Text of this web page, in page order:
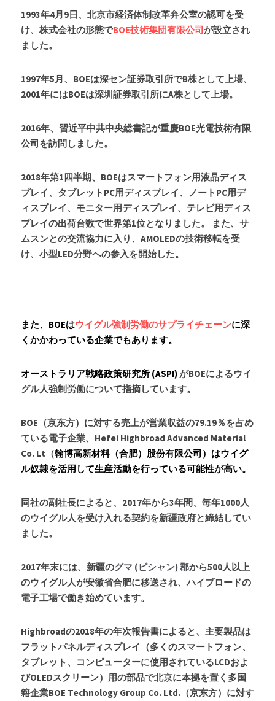
1993年4月9日、北京市経済体制改革弁公室の認可を受
け、株式会社の形態でBOE技術集団有限公司が設立され
ました。
1997年5月、BOEは深セン証券取引所でB株として上場、
2001年にはBOEは深圳証券取引所にA株として上場。
2016年、習近平中共中央総書記が重慶BOE光電技術有限
公司を訪問しました。
2018年第1四半期、BOEはスマートフォン用液晶ディス
プレイ、タブレットPC用ディスプレイ、ノートPC用デ
ィスプレイ、モニター用ディスプレイ、テレビ用ディス
プレイの出荷台数で世界第1位となりました。 また、サ
ムスンとの交流協力に入り、AMOLEDの技術移転を受
け、小型LED分野への参入を開始した。
また、BOEはウイグル強制労働のサプライチェーンに深
くかかわっている企業でもあります。
オーストラリア戦略政策研究所 (ASPI) がBOEによるウイ
グル人強制労働について指摘しています。
BOE（京东方）に対する売上が営業収益の79.19％を占め
ている電子企業、Hefei Highbroad Advanced Material
Co. Lt（翰博高新材料（合肥）股份有限公司）はウイグ
ル奴隷を活用して生産活動を行っている可能性が高い。
同社の副社長によると、2017年から3年間、毎年1000人
のウイグル人を受け入れる契約を新疆政府と締結してい
ました。
2017年末には、新疆のグマ (ピシャン) 郡から500人以上
のウイグル人が安徽省合肥に移送され、ハイブロードの
電子工場で働き始めています。
Highbroadの2018年の年次報告書によると、主要製品は
フラットパネルディスプレイ（多くのスマートフォン、
タブレット、コンピューターに使用されているLCDおよ
びOLEDスクリーン）用の部品で北京に本拠を置く多国
籍企業BOE Technology Group Co. Ltd.（京东方）に対す